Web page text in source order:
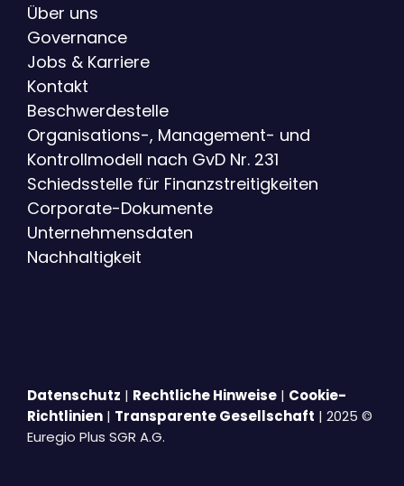
Über uns
Governance
Jobs & Karriere
Kontakt
Beschwerdestelle
Organisations-, Management- und
Kontrollmodell nach GvD Nr. 231
Schiedsstelle für Finanzstreitigkeiten
Corporate-Dokumente
Unternehmensdaten
Nachhaltigkeit
Datenschutz | Rechtliche Hinweise | Cookie-
Richtlinien | Transparente Gesellschaft | 2025 ©
Euregio Plus SGR A.G.